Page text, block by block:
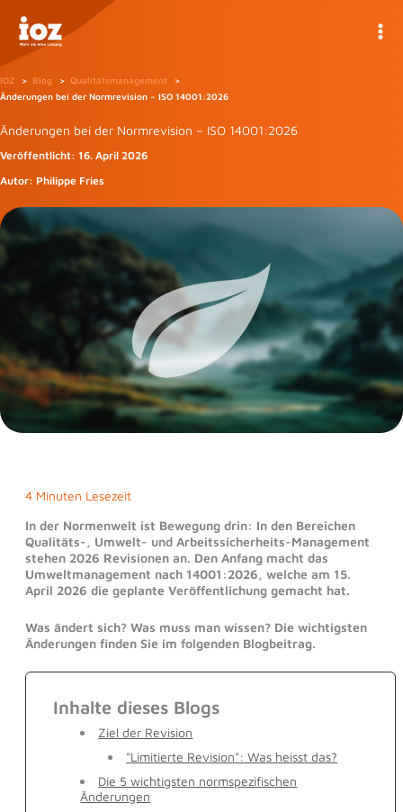
Inhalt
springen
IOZ Blog
Qualitätsmanagement
Änderungen bei der Normrevision – ISO 14001:2026
Änderungen bei der Normrevision – ISO 14001:2026
Veröffentlicht: 16. April 2026
Autor: Philippe Fries
4 Minuten Lesezeit
In der Normenwelt ist Bewegung drin: In den Bereichen
Qualitäts-, Umwelt- und Arbeitssicherheits-Management
stehen 2026 Revisionen an. Den Anfang macht das
Umweltmanagement nach 14001:2026, welche am 15.
April 2026 die geplante Veröffentlichung gemacht hat.
Was ändert sich? Was muss man wissen? Die wichtigsten
Änderungen finden Sie im folgenden Blogbeitrag.
Inhalte dieses Blogs
Ziel der Revision
"Limitierte Revision": Was heisst das?
Die 5 wichtigsten normspezifischen
Änderungen